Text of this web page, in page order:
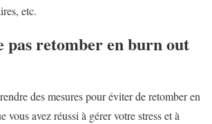
etc.
pas retomber en burn out
des mesures pour éviter de retomber en
vous avez réussi à gérer votre stress et à